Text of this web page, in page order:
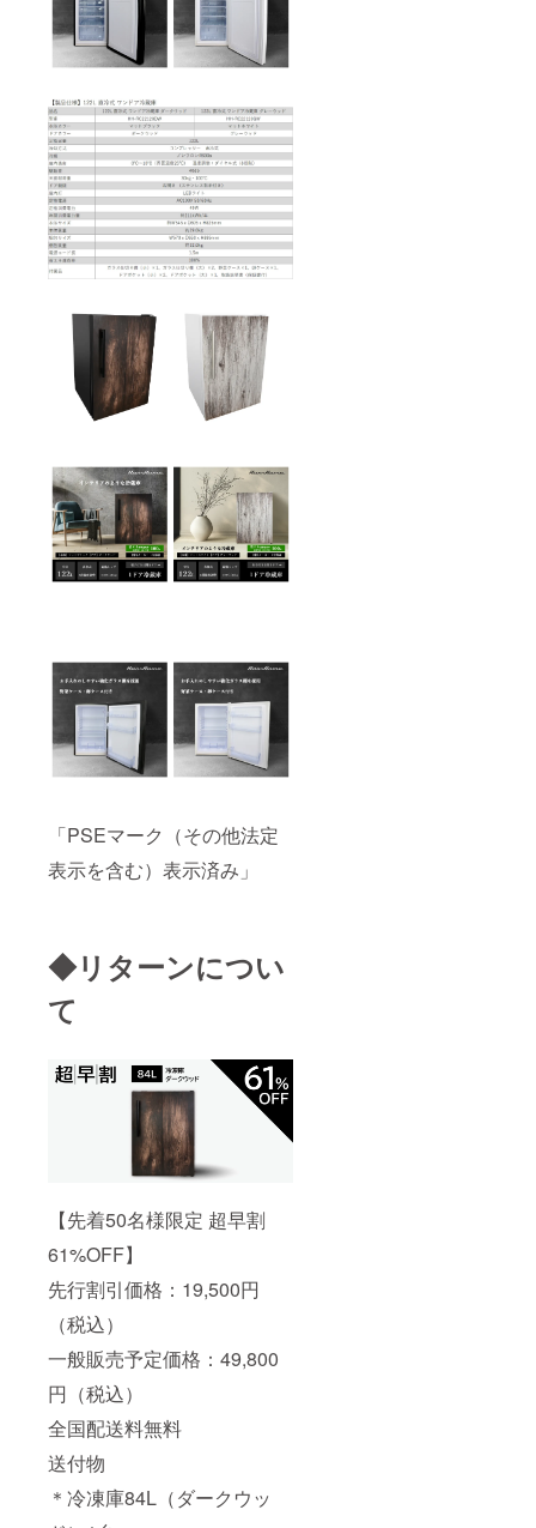
「PSEマーク（その他法定
表示を含む）表示済み」
◆リターンについ
て
【先着50名様限定 超早割
61%OFF】
先行割引価格：19,500円
（税込）
一般販売予定価格：49,800
円（税込）
全国配送料無料
送付物
＊冷凍庫84L（ダークウッ